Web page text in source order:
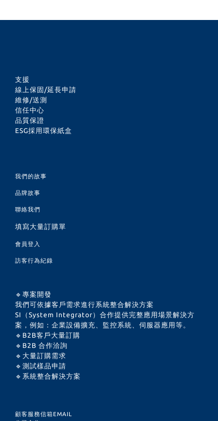
支援
線上保固/延長申請
維修/送測
信任中心
品質保證
ESG採用環保紙盒
我們的故事
品牌故事
聯絡我們
填寫大量訂購單
會員登入
訪客行為紀錄
🔹專案開發
我們可依據客戶需求進行系統整合解決方案
SI（System Integrator）合作提供完整應用場景解決方
案，例如：企業設備擴充、監控系統、伺服器應用等。
🔹B2B客戶大量訂購
🔹B2B 合作洽詢
🔹大量訂購需求
🔹測試樣品申請
🔹系統整合解決方案
顧客服務信箱EMAIL